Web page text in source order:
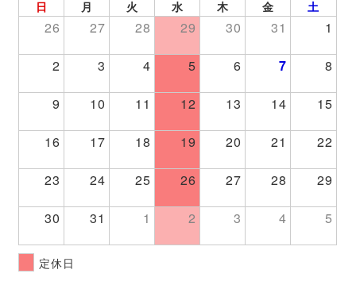
日 月 火 水 木 金 土
26 27 28 29 30 31 1
2 3 4 5 6 7 8
9 10 11 12 13 14 15
16 17 18 19 20 21 22
23 24 25 26 27 28 29
30 31 1 2 3 4 5
定休日